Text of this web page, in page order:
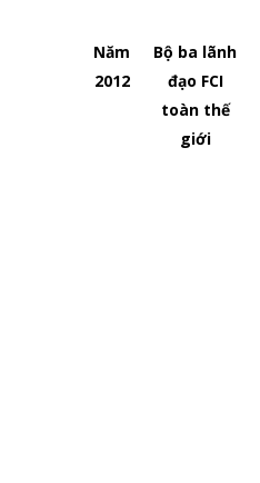
Năm
2012
Bộ ba lãnh
đạo FCI
toàn thế
giới